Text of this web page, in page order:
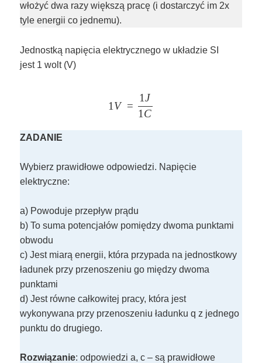
włożyć dwa razy większą pracę (i dostarczyć im 2x
tyle energii co jednemu).
Jednostką napięcia elektrycznego w układzie SI
jest 1 wolt (V)
\Large 1 V = \frac{1J}{1C}
1 V =
1 C
1J
ZADANIE
Wybierz prawidłowe odpowiedzi. Napięcie
elektryczne:
a) Powoduje przepływ prądu
b) To suma potencjałów pomiędzy dwoma punktami
obwodu
c) Jest miarą energii, która przypada na jednostkowy
ładunek przy przenoszeniu go między dwoma
punktami
d) Jest równe całkowitej pracy, która jest
wykonywana przy przenoszeniu ładunku q z jednego
punktu do drugiego.
Rozwiązanie: odpowiedzi a, c – są prawidłowe